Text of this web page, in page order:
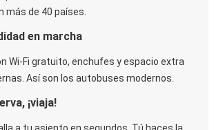
más de 40 países.
en marcha
Wi-Fi gratuito, enchufes y espacio extra
Así son los autobuses modernos.
¡viaja!